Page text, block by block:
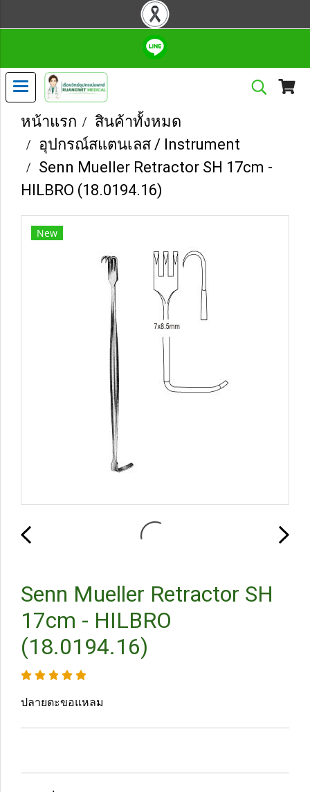
หน้าแรก
สินค้าทั้งหมด
อุปกรณ์สแตนเลส / Instrument
Senn Mueller Retractor SH 17cm -
HILBRO (18.0194.16)
New
Senn Mueller Retractor SH
17cm - HILBRO
(18.0194.16)
ปลายตะขอแหลม